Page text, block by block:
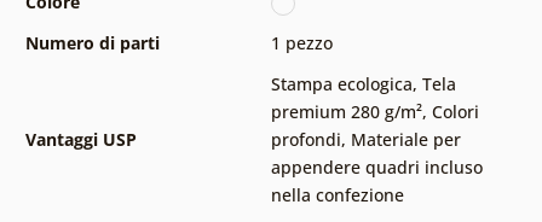
Numero di parti
1 pezzo
Vantaggi USP
Stampa ecologica, Tela
premium 280 g/m², Colori
profondi, Materiale per
appendere quadri incluso
nella confezione